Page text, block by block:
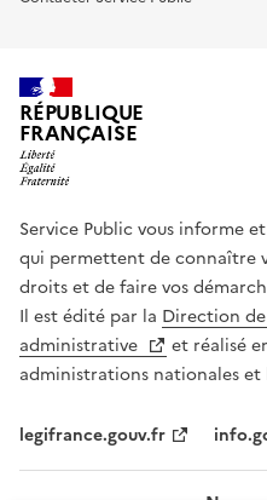
RÉPUBLIQUE
FRANÇAISE
Service Public vous informe
qui permettent de connaître
droits et de faire vos
Il est édité par la Direction
administrative
et réalisé
administrations nationales et
legifrance.gouv.fr